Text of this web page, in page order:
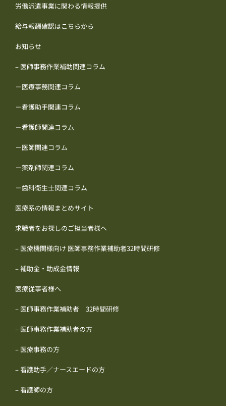
労働派遣事業に関わる情報提供
給与報酬確認はこちらから
お知らせ
– 医師事務作業補助関連コラム
－医療事務関連コラム
－看護助手関連コラム
－看護師関連コラム
－医師関連コラム
－薬剤師関連コラム
－歯科衛生士関連コラム
医療系の情報まとめサイト
求職者をお探しのご担当者様へ
– 医療機関様向け 医師事務作業補助者32時間研修
– 補助金・助成金情報
医療従事者様へ
– 医師事務作業補助者 32時間研修
– 医師事務作業補助者の方
– 医療事務の方
– 看護助手／ナースエードの方
– 看護師の方